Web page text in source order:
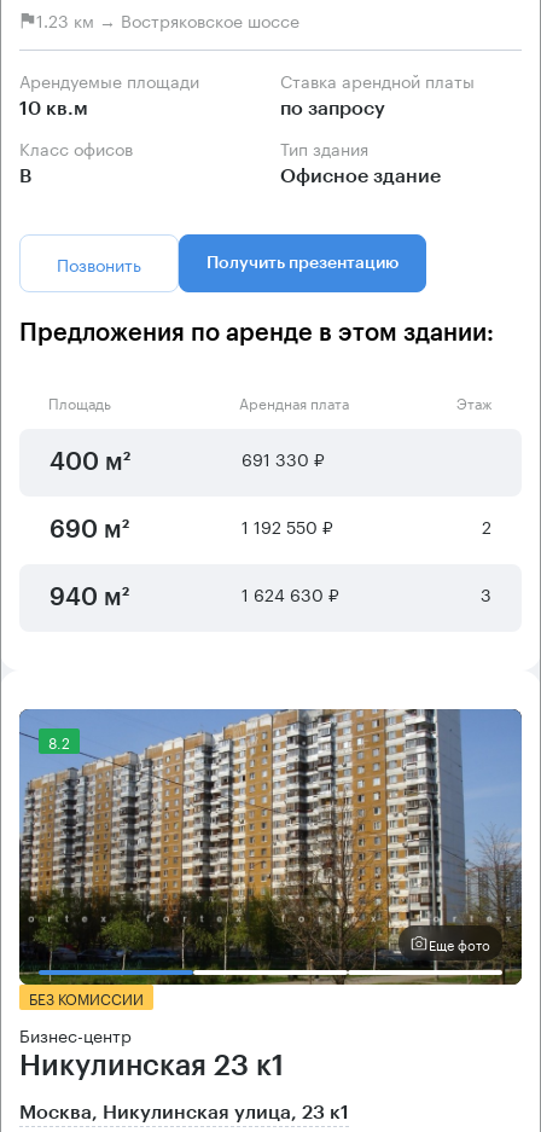
1.23 км → Востряковское шоссе
Арендуемые площади
10 кв.м
Ставка арендной платы
по запросу
Класс офисов
B
Тип здания
Офисное здание
Позвонить Получить презентацию
Предложения по аренде в этом здании:
Площадь Арендная плата Этаж
400 м² 691 330 ₽
690 м² 1 192 550 ₽ 2
940 м² 1 624 630 ₽ 3
8.2
Еще фото
БЕЗ КОМИССИИ
Бизнес-центр
Никулинская 23 к1
Москва, Никулинская улица, 23 к1